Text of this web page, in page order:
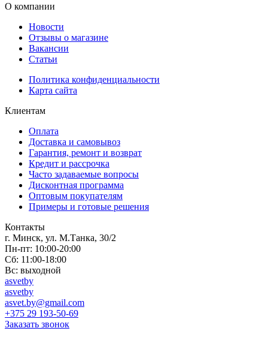
О компании
Новости
Отзывы о магазине
Вакансии
Статьи
Политика конфиденциальности
Карта сайта
Клиентам
Оплата
Доставка и самовывоз
Гарантия, ремонт и возврат
Кредит и рассрочка
Часто задаваемые вопросы
Дисконтная программа
Оптовым покупателям
Примеры и готовые решения
Контакты
г. Минск, ул. М.Танка, 30/2
Пн-пт: 10:00-20:00
Сб: 11:00-18:00
Вс: выходной
asvetby
asvetby
asvet.by@gmail.com
+375 29 193-50-69
Заказать звонок